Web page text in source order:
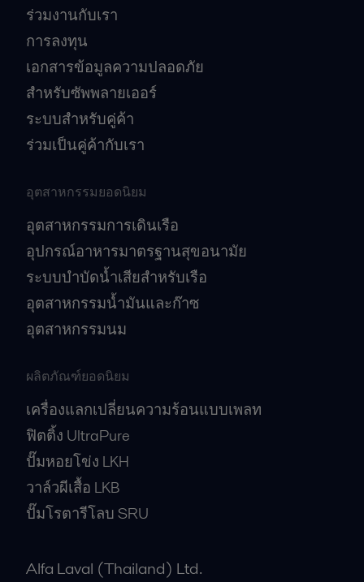
ร่วมงานกับเรา
การลงทุน
เอกสารข้อมูลความปลอดภัย
สำหรับซัพพลายเออร์
ระบบสำหรับคู่ค้า
ร่วมเป็นคู่ค้ากับเรา
อุตสาหกรรมยอดนิยม
อุตสาหกรรมการเดินเรือ
อุปกรณ์อาหารมาตรฐานสุขอนามัย
ระบบบำบัดน้ำเสียสำหรับเรือ
อุตสาหกรรมน้ำมันและก๊าซ
อุตสาหกรรมนม
ผลิตภัณฑ์ยอดนิยม
เครื่องแลกเปลี่ยนความร้อนแบบเพลท
ฟิตติ้ง UltraPure
ปั๊มหอยโข่ง LKH
วาล์วผีเสื้อ LKB
ปั๊มโรตารีโลบ SRU
Alfa Laval (Thailand) Ltd.